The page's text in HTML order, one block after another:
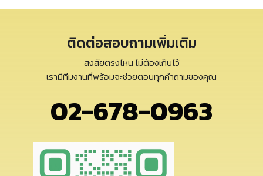
ติดต่อสอบถามเพิ่มเติม
สงสัยตรงไหน ไม่ต้องเก็บไว้
เรามีทีมงานที่พร้อมจะช่วยตอบทุกคำถามของคุณ
02-678-0963